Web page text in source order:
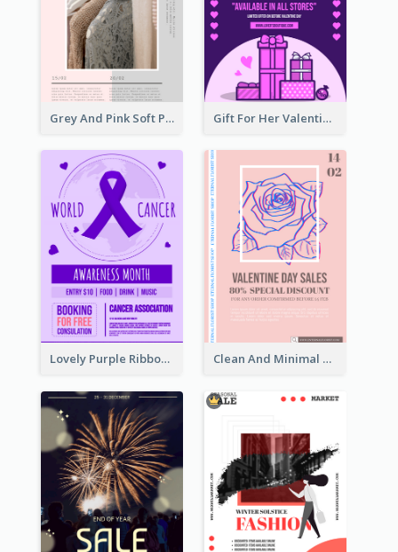
Grey And Pink Soft Photo Pop Up Sale Poster Gift For Her Valentine Celebration Poster Design Template
Lovely Purple Ribbon Poster Design Template Clean And Minimal Rose Portrait Poster Design